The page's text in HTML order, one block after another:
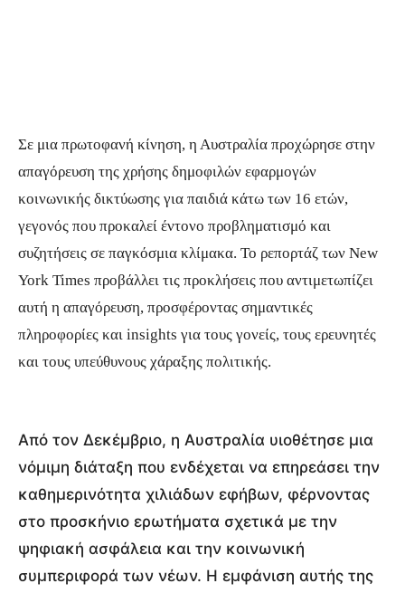
Σε μια πρωτοφανή κίνηση, η Αυστραλία προχώρησε στην
απαγόρευση της χρήσης δημοφιλών εφαρμογών
κοινωνικής δικτύωσης για παιδιά κάτω των 16 ετών,
γεγονός που προκαλεί έντονο προβληματισμό και
συζητήσεις σε παγκόσμια κλίμακα. Το ρεπορτάζ των New
York Times προβάλλει τις προκλήσεις που αντιμετωπίζει
αυτή η απαγόρευση, προσφέροντας σημαντικές
πληροφορίες και insights για τους γονείς, τους ερευνητές
και τους υπεύθυνους χάραξης πολιτικής.
Από τον Δεκέμβριο, η Αυστραλία υιοθέτησε μια
νόμιμη διάταξη που ενδέχεται να επηρεάσει την
καθημερινότητα χιλιάδων εφήβων, φέρνοντας
στο προσκήνιο ερωτήματα σχετικά με την
ψηφιακή ασφάλεια και την κοινωνική
συμπεριφορά των νέων. Η εμφάνιση αυτής της